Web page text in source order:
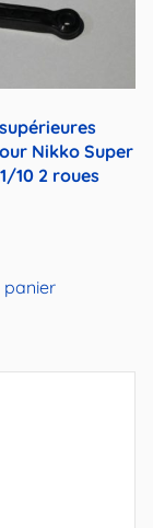
Nikko Super
10 2 roues
panier